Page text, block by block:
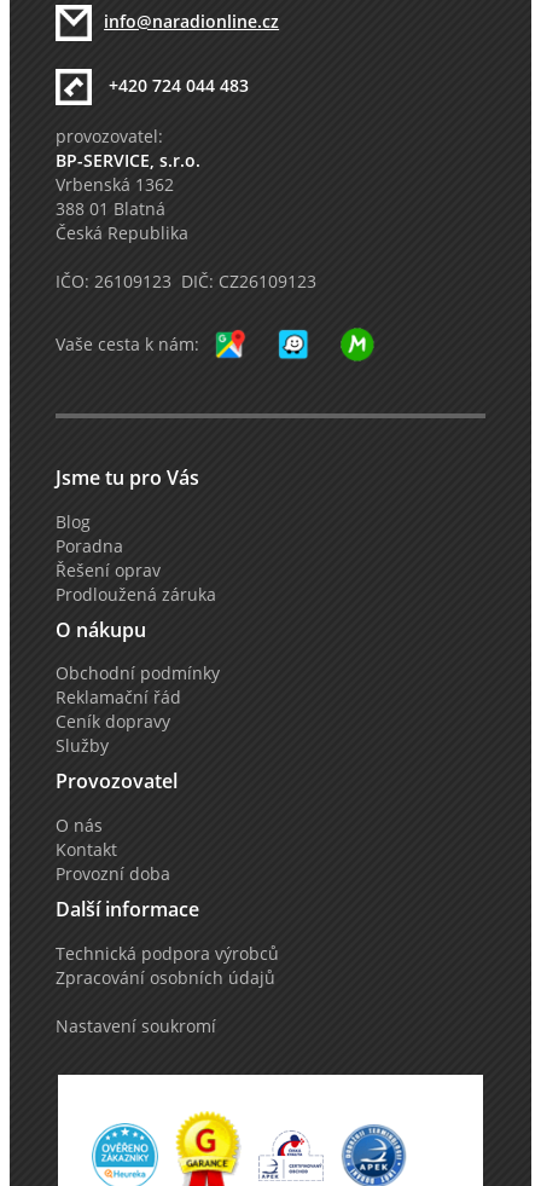
info@naradionline.cz
+420 724 044 483
provozovatel:
BP-SERVICE, s.r.o.
Vrbenská 1362
388 01 Blatná
Česká Republika
IČO: 26109123 DIČ: CZ26109123
Vaše cesta k nám:
Jsme tu pro Vás
Blog
Poradna
Řešení oprav
Prodloužená záruka
O nákupu
Obchodní podmínky
Reklamační řád
Ceník dopravy
Služby
Provozovatel
O nás
Kontakt
Provozní doba
Další informace
Technická podpora výrobců
Zpracování osobních údajů
Nastavení soukromí